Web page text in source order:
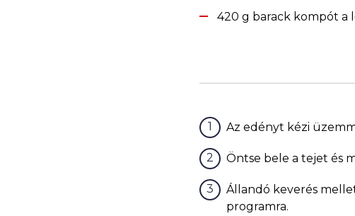
420 g barack kompót a
Az edényt kézi
Öntse bele a tejet és
Állandó keverés
programra.